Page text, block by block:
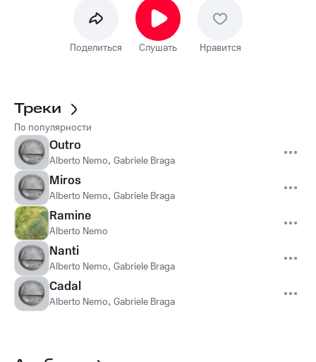
Поделиться Слушать Нравится
Треки
По популярности
Outro
Alberto Nemo, Gabriele Braga
Miros
Alberto Nemo, Gabriele Braga
Ramine
Alberto Nemo
Nanti
Alberto Nemo, Gabriele Braga
Cadal
Alberto Nemo, Gabriele Braga